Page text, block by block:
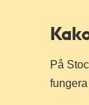
På